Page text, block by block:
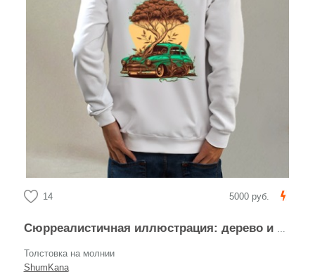
14 5000 руб.
Сюрреалистичная иллюстрация: дерево и винтажный автомобиль
Толстовка на молнии
ShumKana